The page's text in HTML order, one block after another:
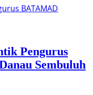
Pengurus
Sembuluh